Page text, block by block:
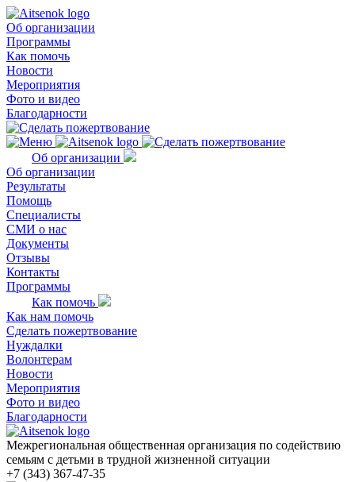
Об организации
Программы
Как помочь
Новости
Мероприятия
Фото и видео
Благодарности
Об организации
Об организации
Результаты
Помощь
Специалисты
СМИ о нас
Документы
Отзывы
Контакты
Программы
Как помочь
Как нам помочь
Сделать пожертвование
Нуждалки
Волонтерам
Новости
Мероприятия
Фото и видео
Благодарности
Межрегиональная общественная организация по содействию
семьям с детьми в трудной жизненной ситуации
+7 (343) 367-47-35